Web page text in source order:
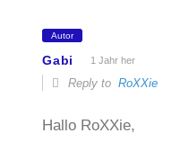
Autor
Gabi 1 Jahr her
Reply toRoXXie
Hallo RoXXie,